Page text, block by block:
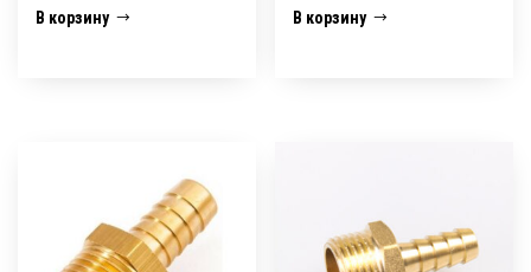
В корзину В корзину